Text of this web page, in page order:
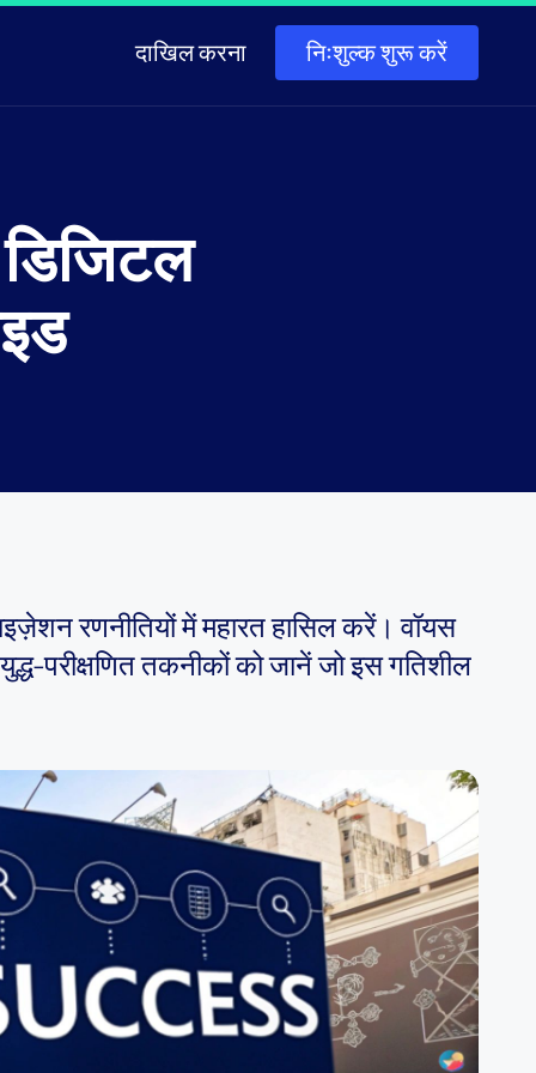
दाखिल करना निःशुल्क शुरू करें
रणनीतियों में महारत हासिल करें। वॉयस
परीक्षणित तकनीकों को जानें जो इस गतिशील